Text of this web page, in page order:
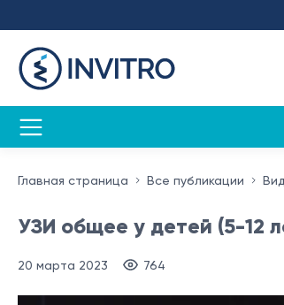
Главная страница Все публикации
УЗИ общее у детей (5-12
20 марта 2023 764